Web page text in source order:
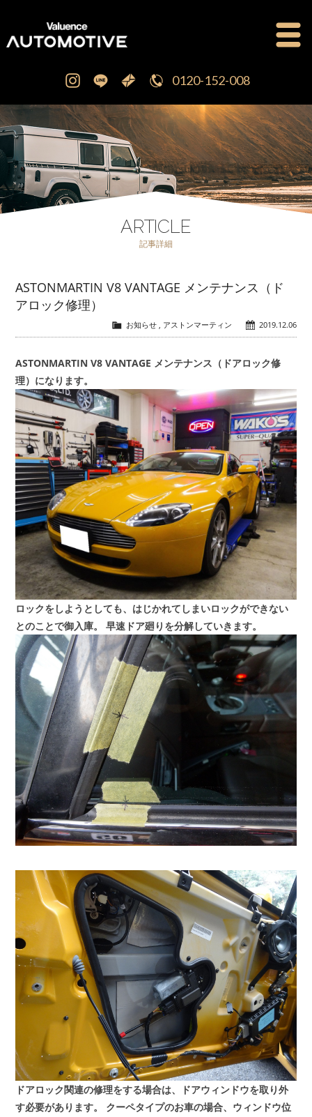
0120-152-008
公式ブログ OFFICIAL BLOG
新車・中古車販売 CAR SALES
注文販売 ORDER SALES
点検修理・車検 MAINTENANCE
会社概要 COMPANY
お問い合わせ
ARTICLE
記事詳細
ASTONMARTIN V8 VANTAGE メンテナンス（ド
アロック修理）
2019.12.06
お知らせ, アストンマーティン
ASTONMARTIN V8 VANTAGE メンテナンス（ドアロック修
理）になります。
ロックをしようとしても、はじかれてしまいロックができない
とのことで御入庫。
早速ドア廻りを分解していきます。
ドアロック関連の修理をする場合は、ドアウィンドウを取り外
す必要があります。
クーペタイプのお車の場合、ウィンドウ位